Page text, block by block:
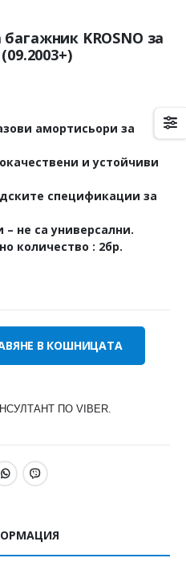
KROSNO за
амортисьори за
и устойчиви
спецификации за
не са универсални.
количество : 2бр.
В КОШНИЦАТА
ПО VIBER.